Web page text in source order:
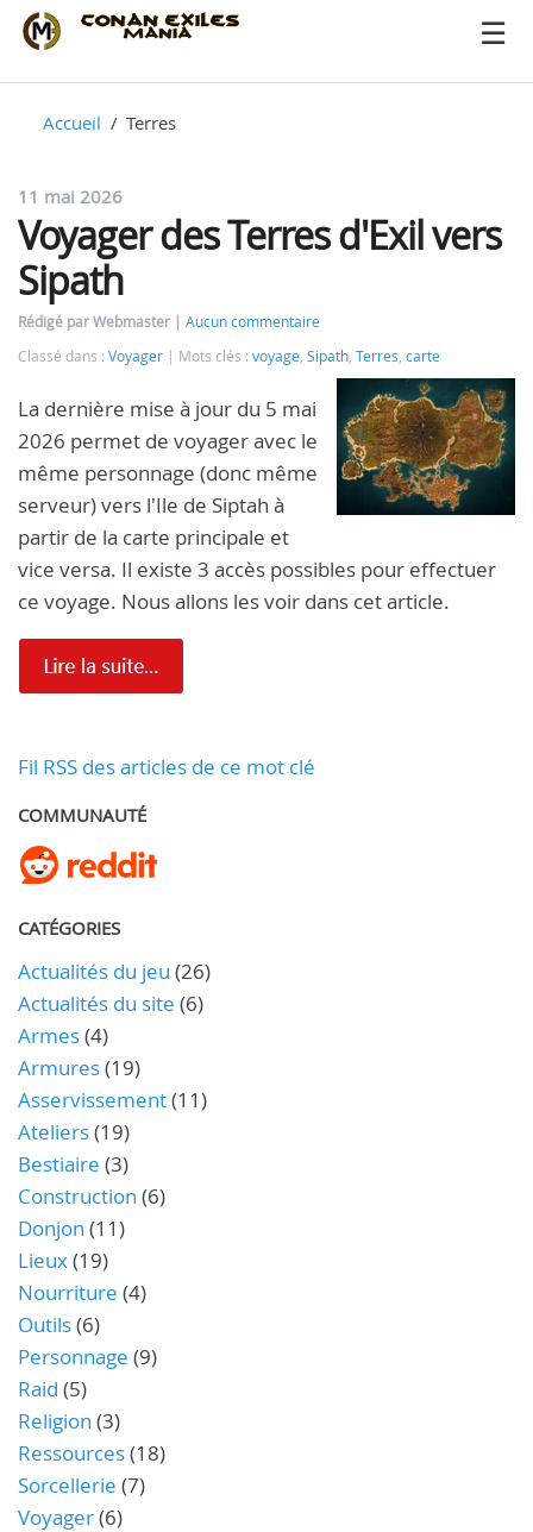
Accueil Terres
11 mai 2026
Voyager des Terres d'Exil vers
Sipath
Rédigé par Webmaster
Aucun commentaire
Classé dans : Voyager Mots clés : voyage Sipath Terres carte
La dernière mise à jour du 5 mai
2026 permet de voyager avec le
même personnage (donc même
serveur) vers l'Ile de Siptah à
partir de la carte principale et
vice versa. Il existe 3 accès possibles pour effectuer
ce voyage. Nous allons les voir dans cet article.
Fil RSS des articles de ce mot clé
COMMUNAUTÉ
CATÉGORIES
Actualités du jeu (26)
Actualités du site (6)
Armes(4)
Armures(19)
Asservissement(11)
Ateliers(19)
Bestiaire (3)
Construction (6)
Donjon (11)
Lieux(19)
Nourriture (4)
Outils(6)
Personnage (9)
Raid (5)
Religion (3)
Ressources(18)
Sorcellerie (7)
Voyager(6)